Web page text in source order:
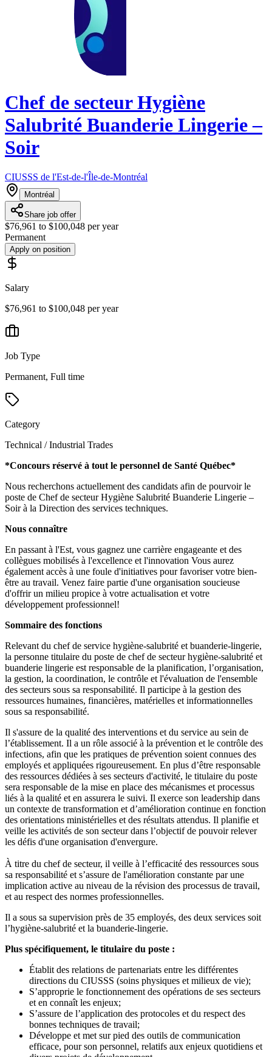
Chef de secteur Hygiène
Salubrité Buanderie Lingerie –
Soir
CIUSSS de l'Est-de-l'Île-de-Montréal
Montréal
Share job offer
$76,961 to $100,048 per year
Permanent
Apply on position
Salary
$76,961 to $100,048 per year
Job Type
Permanent, Full time
Category
Technical / Industrial Trades
*Concours réservé à tout le personnel de Santé Québec*
Nous recherchons actuellement des candidats afin de pourvoir le
poste de Chef de secteur Hygiène Salubrité Buanderie Lingerie –
Soir à la Direction des services techniques.
Nous connaître
En passant à l'Est, vous gagnez une carrière engageante et des
collègues mobilisés à l'excellence et l'innovation Vous aurez
également accès à une foule d'initiatives pour favoriser votre bien-
être au travail. Venez faire partie d'une organisation soucieuse
d'offrir un milieu propice à votre actualisation et votre
développement professionnel!
Sommaire des fonctions
Relevant du chef de service hygiène-salubrité et buanderie-lingerie,
la personne titulaire du poste de chef de secteur hygiène-salubrité et
buanderie lingerie est responsable de la planification, l’organisation,
la gestion, la coordination, le contrôle et l'évaluation de l'ensemble
des secteurs sous sa responsabilité. Il participe à la gestion des
ressources humaines, financières, matérielles et informationnelles
sous sa responsabilité.
Il s'assure de la qualité des interventions et du service au sein de
l’établissement. Il a un rôle associé à la prévention et le contrôle des
infections, afin que les pratiques de prévention soient connues des
employés et appliquées rigoureusement. En plus d’être responsable
des ressources dédiées à ses secteurs d'activité, le titulaire du poste
sera responsable de la mise en place des mécanismes et processus
liés à la qualité et en assurera le suivi. Il exerce son leadership dans
un contexte de transformation et d’amélioration continue en fonction
des orientations ministérielles et des résultats attendus. Il planifie et
veille les activités de son secteur dans l’objectif de pouvoir relever
les défis d'une organisation d'envergure.
À titre du chef de secteur, il veille à l’efficacité des ressources sous
sa responsabilité et s’assure de l'amélioration constante par une
implication active au niveau de la révision des processus de travail,
et au respect des normes professionnelles.
Il a sous sa supervision près de 35 employés, des deux services soit
l’hygiène-salubrité et la buanderie-lingerie.
Plus spécifiquement, le titulaire du poste :
Établit des relations de partenariats entre les différentes
directions du CIUSSS (soins physiques et milieux de vie);
S’approprie le fonctionnement des opérations de ses secteurs
et en connaît les enjeux;
S’assure de l’application des protocoles et du respect des
bonnes techniques de travail;
Développe et met sur pied des outils de communication
efficace, pour son personnel, relatifs aux enjeux quotidiens et